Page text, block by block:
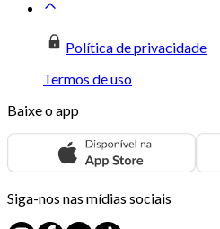
Política de privacidade
Termos de uso
Baixe o app
Siga-nos nas mídias sociais